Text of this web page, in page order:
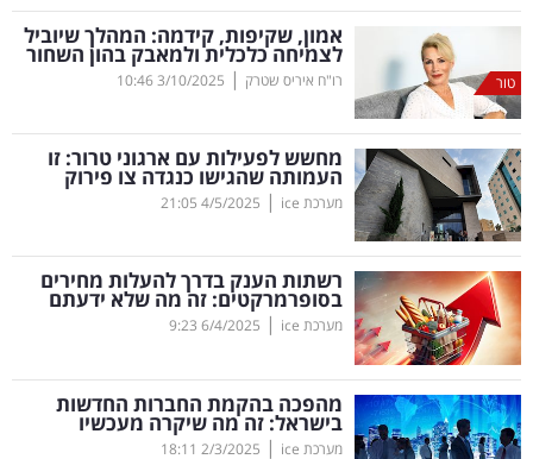
מדדים
ומחקרים
דעות
רכילות
עסקית
קריפטו
ויראלי
טלוויזיה
עסקי
טור
אמון, שקיפות, קידמה: המהלך שיוביל
לצמיחה כלכלית ולמאבק בהון השחור
רו"ח איריס שטרק |
3/10/2025
10:46
מחשש לפעילות עם ארגוני טרור: זו
העמותה שהגישו כנגדה צו פירוק
מערכת ice |
4/5/2025
21:05
רשתות הענק בדרך להעלות מחירים
בסופרמרקטים: זה מה שלא ידעתם
מערכת ice |
6/4/2025
9:23
מהפכה בהקמת החברות החדשות
בישראל: זה מה שיקרה מעכשיו
מערכת ice |
2/3/2025
18:11